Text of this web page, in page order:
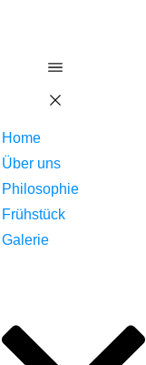
Home
Über uns
Philosophie
Frühstück
Galerie